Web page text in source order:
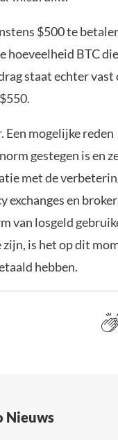
$500 te
hoeveelheid BTC die
staat echter vast
Een mogelijke reden
gestegen is en
met de
en
van losgeld
is het op dit
hebben.
Nieuws